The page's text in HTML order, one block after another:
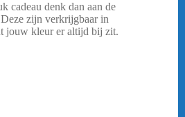
cadeau denk dan aan de
zijn verkrijgbaar in
jouw kleur er altijd bij zit.